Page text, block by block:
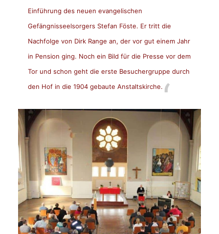
Einführung des neuen evangelischen
Gefängnisseelsorgers Stefan Föste. Er tritt die
Nachfolge von Dirk Range an, der vor gut einem Jahr
in Pension ging. Noch ein Bild für die Presse vor dem
Tor und schon geht die erste Besuchergruppe durch
den Hof in die 1904 gebaute Anstaltskirche.